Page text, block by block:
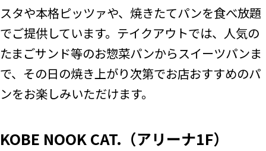
スタや本格ピッツァや、焼きたてパンを食べ放題
でご提供しています。テイクアウトでは、人気の
たまごサンド等のお惣菜パンからスイーツパンま
で、その日の焼き上がり次第でお店おすすめのパ
ンをお楽しみいただけます。
KOBE NOOK CAT.（アリーナ1F）